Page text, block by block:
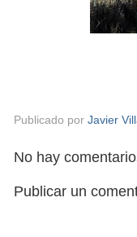
Publicado por Javier
No hay
Publicar un